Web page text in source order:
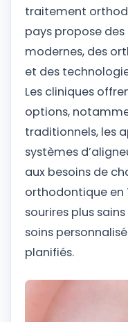
traitement
pays propose
modernes, des
et des
Les cliniques
options,
traditionnels, les
systèmes
aux besoins de
orthodontique en
sourires plus
soins
planifiés.